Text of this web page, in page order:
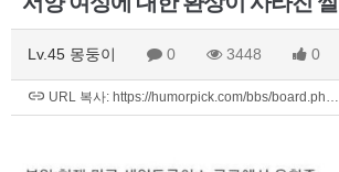
Lv.45 몽둥이 0 3448 0
URL 복사: https://humorpick.com/bbs/board.ph…